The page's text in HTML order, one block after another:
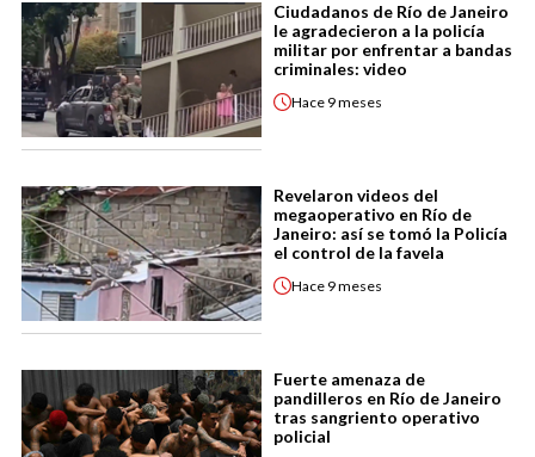
Ciudadanos de Río de Janeiro
le agradecieron a la policía
militar por enfrentar a bandas
criminales: video
Hace 9 meses
Revelaron videos del
megaoperativo en Río de
Janeiro: así se tomó la Policía
el control de la favela
Hace 9 meses
Fuerte amenaza de
pandilleros en Río de Janeiro
tras sangriento operativo
policial